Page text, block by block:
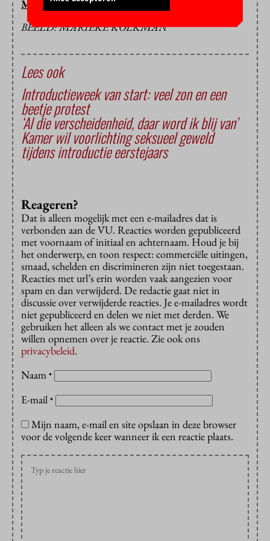
MARIEKE KOLKMAN
BEELD: MARIEKE KOLKMAN
Lees ook
Introductieweek van start: veel zon en een
beetje protest
‘Al die verscheidenheid, daar word ik blij van’
Kamer wil voorlichting seksueel geweld
tijdens introductie eerstejaars
Reageren?
Dat is alleen mogelijk met een e-mailadres dat is
verbonden aan de VU. Reacties worden gepubliceerd
met voornaam of initiaal en achternaam. Houd je bij
het onderwerp, en toon respect: commerciële uitingen,
smaad, schelden en discrimineren zijn niet toegestaan.
Reacties met url’s erin worden vaak aangezien voor
spam en dan verwijderd. De redactie gaat niet in
discussie over verwijderde reacties. Je e-mailadres wordt
niet gepubliceerd en delen we niet met derden. We
gebruiken het alleen als we contact met je zouden
willen opnemen over je reactie. Zie ook ons
privacybeleid.
Naam *
E-mail *
Mijn naam, e-mail en site opslaan in deze browser
voor de volgende keer wanneer ik een reactie plaats.